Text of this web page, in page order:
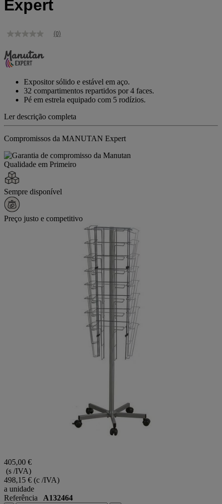
Expert
Sem
de
classificação
Link
mesma
página.
(0)
Expositor sólido e estável em aço.
32 compartimentos repartidos por 4 faces.
Pé em estrela equipado com 5 rodízios.
Ler descrição completa
Compromissos da MANUTAN Expert
Qualidade em Primeiro
Sempre disponível
Preço justo e competitivo
405,00 €
(s /IVA)
498,15 € (c /IVA)
a unidade
Referência A132464